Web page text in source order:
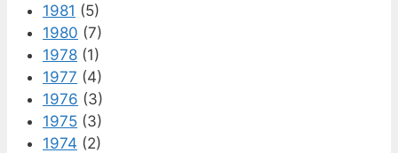
1981 (5)
1980 (7)
1978 (1)
1977 (4)
1976 (3)
1975 (3)
1974 (2)